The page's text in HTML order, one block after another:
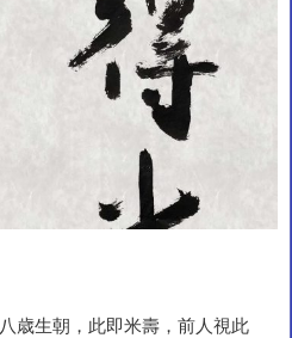
歳生朝，此即米壽，前人視此